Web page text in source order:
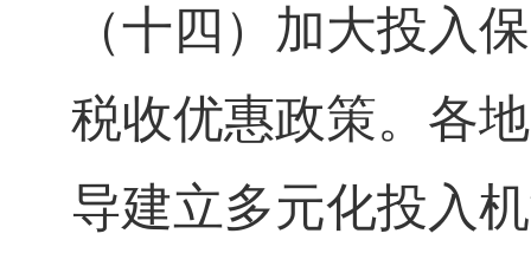
（十四）加大投入
税收优惠政策。各
导建立多元化投入